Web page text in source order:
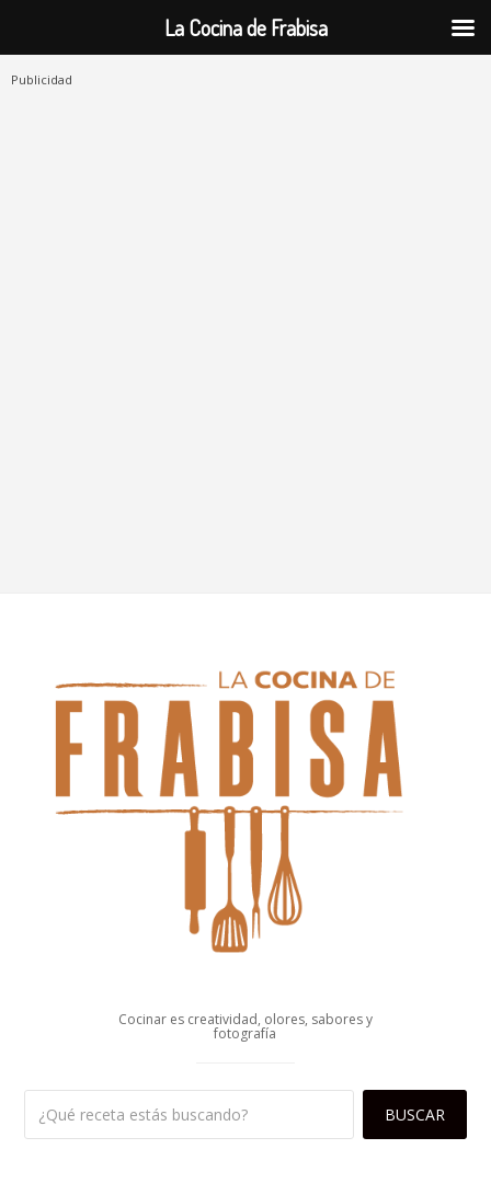
Publicidad
Cocinar es creatividad, olores, sabores y
fotografía
La Cocina de Frabisa